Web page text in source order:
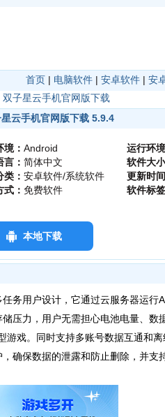
首页 | 电脑软件 | 安卓软件 | 安
双子星云手机官网版下载
云手机官网版下载 5.9.4
境： Android
言： 简体中文
类： 安卓软件/系统软件
式： 免费软件
运行环境
软件大小
更新时间
软件标签
本地下载
务用户设计，它通过云服务器运行
压力，用户无需担心电池电量、数
游戏。同时支持多账号数据互通和
确保数据的泄露和防止删除，并支